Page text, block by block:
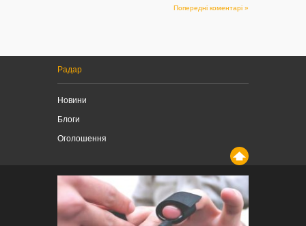
Попередні коментарі »
Радар
Новини
Блоги
Оголошення